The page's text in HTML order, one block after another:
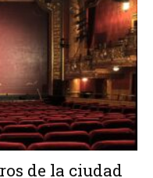
de la ciudad